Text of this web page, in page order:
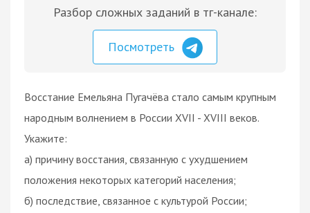
Разбор сложных заданий в тг-канале:
Посмотреть
Восстание Емельяна Пугачёва стало самым крупным
народным волнением в России XVII - XVIII веков.
Укажите:
а) причину восстания, связанную с ухудшением
положения некоторых категорий населения;
б) последствие, связанное с культурой России;